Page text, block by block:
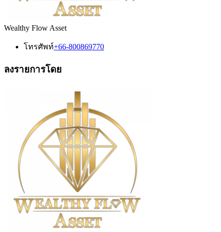
Wealthy Flow Asset
โทรศัพท์+66-800869770
ลงรายการโดย